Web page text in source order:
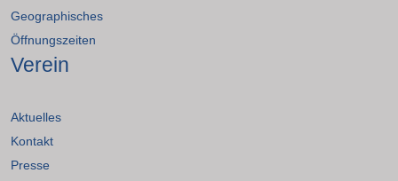
Geographisches
Öffnungszeiten
Verein
Aktuelles
Kontakt
Presse